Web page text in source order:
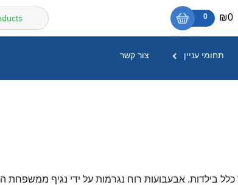
₪0
0
חיפוש
עבור:
תחומי עניין צור קשר
בילדות. אבעבועות רוח נגרמות על ידי נגיף ממשפחת ה